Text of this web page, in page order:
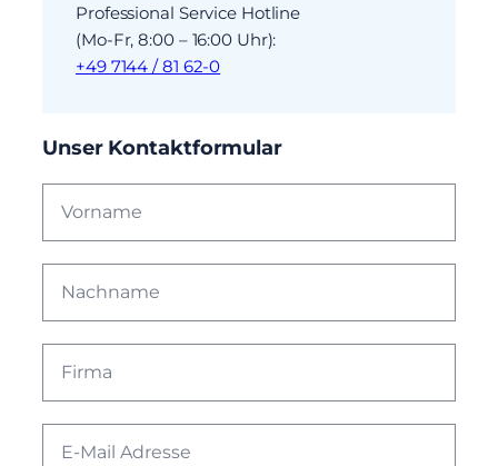
Professional Service Hotline
(Mo-Fr, 8:00 – 16:00 Uhr):
+49 7144 / 81 62-0
Unser Kontaktformular